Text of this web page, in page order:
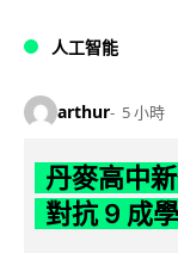
人工智能
arthur 5 小時
丹麥高中
對抗 9 成